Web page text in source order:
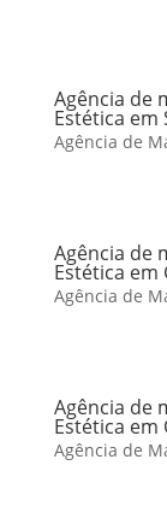
Agência de
Estética em
Agência de
Agência de
Estética
Agência de
Agência de
Estética em
Agência de